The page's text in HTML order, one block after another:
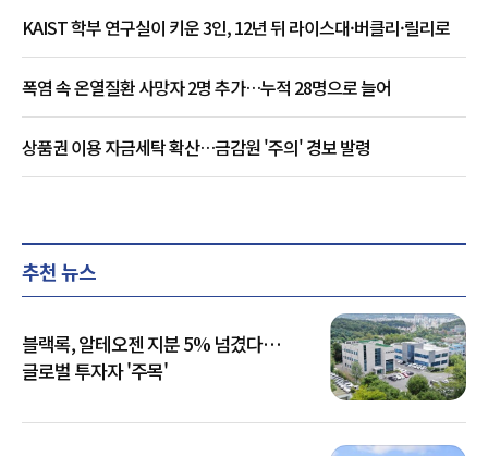
KAIST 학부 연구실이 키운 3인, 12년 뒤 라이스대·버클리·릴리로
폭염 속 온열질환 사망자 2명 추가…누적 28명으로 늘어
상품권 이용 자금세탁 확산…금감원 '주의' 경보 발령
추천 뉴스
블랙록, 알테오젠 지분 5% 넘겼다…
글로벌 투자자 '주목'